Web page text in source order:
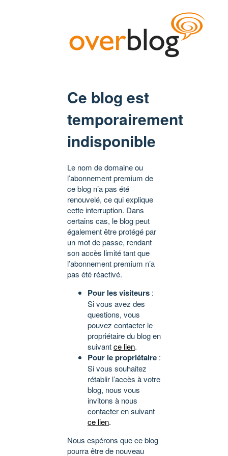
Ce blog est
temporairement
indisponible
Le nom de domaine ou
l’abonnement premium de
ce blog n’a pas été
renouvelé, ce qui explique
cette interruption. Dans
certains cas, le blog peut
également être protégé par
un mot de passe, rendant
son accès limité tant que
l’abonnement premium n’a
pas été réactivé.
Pour les visiteurs :
Si vous avez des
questions, vous
pouvez contacter le
propriétaire du blog en
suivantce lien.
Pour le propriétaire :
Si vous souhaitez
rétablir l’accès à votre
blog, nous vous
invitons à nous
contacter en suivant
ce lien.
Nous espérons que ce blog
pourra être de nouveau